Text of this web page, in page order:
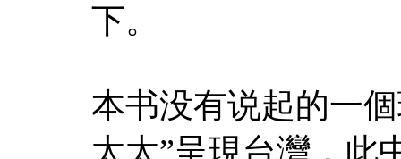
下。
本书没有说起的一
太太”呈現台灣，此